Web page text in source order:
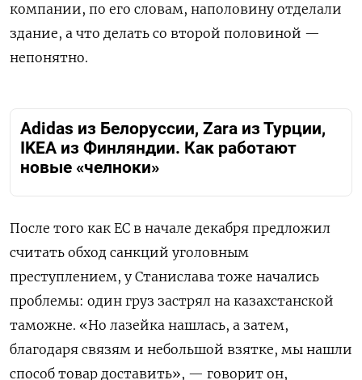
компании, по его словам, наполовину отделали
здание, а что делать со второй половиной —
непонятно.
Adidas из Белоруссии, Zara из Турции,
IKEA из Финляндии. Как работают
новые «челноки»
После того как ЕС в начале декабря предложил
считать обход санкций уголовным
преступлением, у Станислава тоже начались
проблемы: один груз застрял на казахстанской
таможне. «Но лазейка нашлась, а затем,
благодаря связям и небольшой взятке, мы нашли
способ товар доставить», — говорит он,